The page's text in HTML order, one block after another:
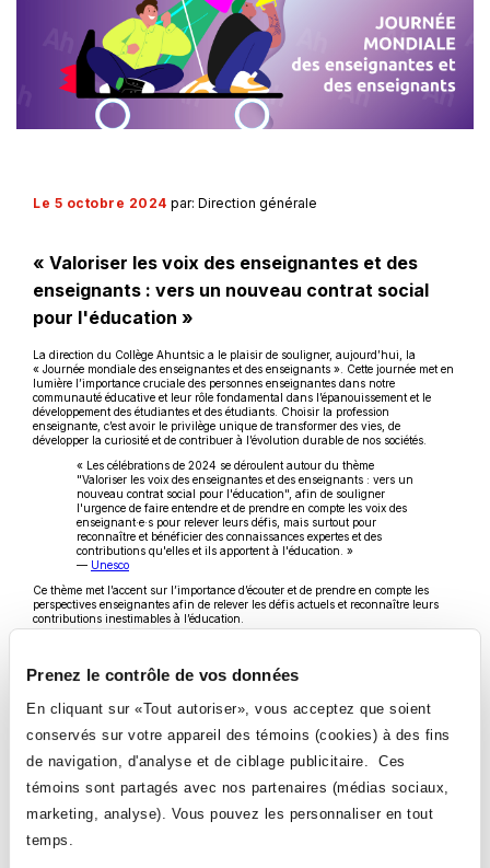
Prenez le contrôle de vos données
En cliquant sur «Tout autoriser», vous acceptez que soient
conservés sur votre appareil des témoins (cookies) à des fins
de navigation, d'analyse et de ciblage publicitaire. Ces
témoins sont partagés avec nos partenaires (médias sociaux,
marketing, analyse). Vous pouvez les personnaliser en tout
temps.
Le 5 octobre 2024 par: Direction générale
« Valoriser les voix des enseignantes et des
enseignants : vers un nouveau contrat social
pour l'éducation »
La direction du Collège Ahuntsic a le plaisir de souligner, aujourd’hui, la
« Journée mondiale des enseignantes et des enseignants ». Cette journée met en
lumière l’importance cruciale des personnes enseignantes dans notre
communauté éducative et leur rôle fondamental dans l’épanouissement et le
développement des étudiantes et des étudiants. Choisir la profession
enseignante, c’est avoir le privilège unique de transformer des vies, de
développer la curiosité et de contribuer à l’évolution durable de nos sociétés.
« Les célébrations de 2024 se déroulent autour du thème
"Valoriser les voix des enseignantes et des enseignants : vers un
nouveau contrat social pour l'éducation", afin de souligner
l'urgence de faire entendre et de prendre en compte les voix des
enseignant·e·s pour relever leurs défis, mais surtout pour
reconnaître et bénéficier des connaissances expertes et des
contributions qu'elles et ils apportent à l'éducation. »
— UnescoCe
s'ouvrira
dans
une
Ce thème met l’accent sur l’importance d’écouter et de prendre en compte les
perspectives enseignantes afin de relever les défis actuels et reconnaître leurs
contributions inestimables à l’éducation.
Nous tenons à les remercier chaleureusement pour leur dévouement, le rôle
personnes étudiantes qui nous choisissent.
enseignants, qui partagent avec nous les responsabilités de la noble mission qui
nous est confiée.
En mon nom personnel et au nom de la direction du Collège, un immense merci
au personnel enseignant!
La directrice générale,